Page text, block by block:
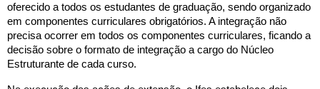
oferecido a todos os estudantes de graduação, sendo organizado
em componentes curriculares obrigatórios. A integração não
precisa ocorrer em todos os componentes curriculares, ficando a
decisão sobre o formato de integração a cargo do Núcleo
Estruturante de cada curso.